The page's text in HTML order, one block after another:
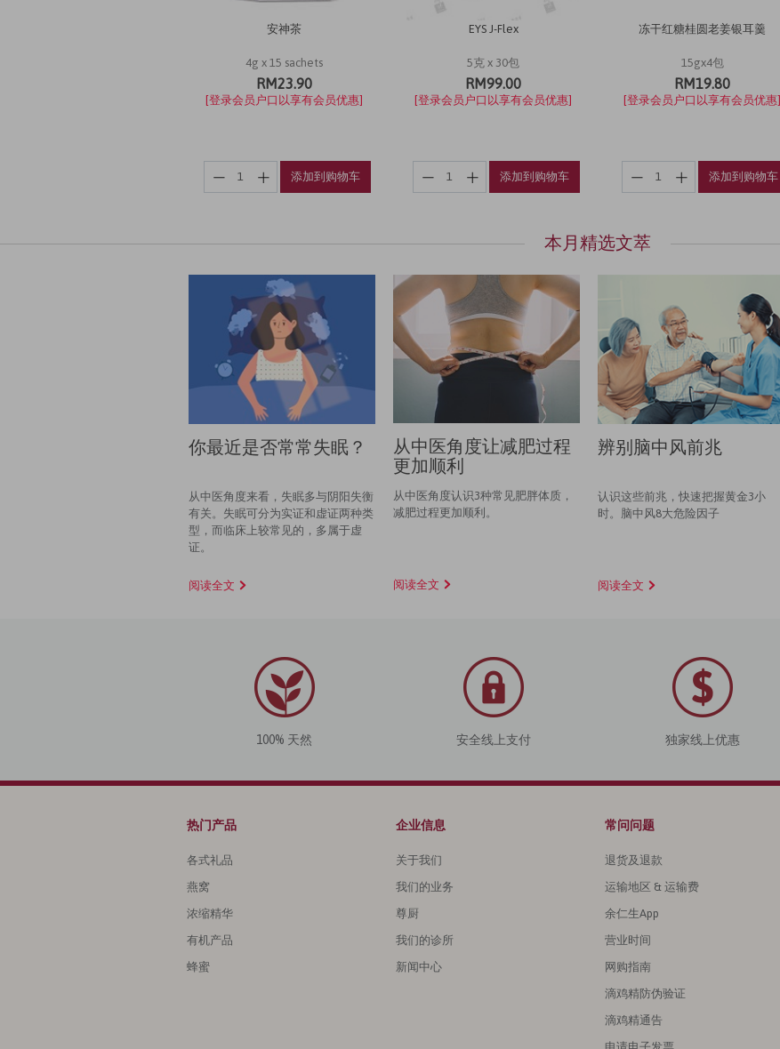
安神茶
4g x 15 sachets
RM23.90
[登录会员户口以享有会员优惠]
添加到购物车
EYS J-Flex
5克 x 30包
RM99.00
[登录会员户口以享有会员优惠]
添加到购物车
冻干红糖桂圆老姜银耳羹
15gx4包
RM19.80
[登录会员户口以享有会员优惠]
添加到购物车
本月精选文萃
你最近是否常常失眠？
从中医角度来看，失眠多与阴阳失衡
有关。失眠可分为实证和虚证两种类
型，而临床上较常见的，多属于虚
证。
阅读全文
从中医角度让减肥过程
更加顺利
从中医角度认识3种常见肥胖体质，
减肥过程更加顺利。
阅读全文
辨别脑中风前兆
认识这些前兆，快速把握黄金3小
时。脑中风8大危险因子
阅读全文
100% 天然 安全线上支付 独家线上优惠
热门产品
各式礼品
燕窝
浓缩精华
有机产品
蜂蜜
企业信息
关于我们
我们的业务
尊厨
我们的诊所
新闻中心
常问问题
退货及退款
运输地区 & 运输费
余仁生App
营业时间
网购指南
滴鸡精防伪验证
滴鸡精通告